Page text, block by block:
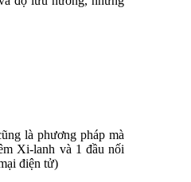
là phương pháp mà
Xi-lanh và 1 đầu nối
điện tử)